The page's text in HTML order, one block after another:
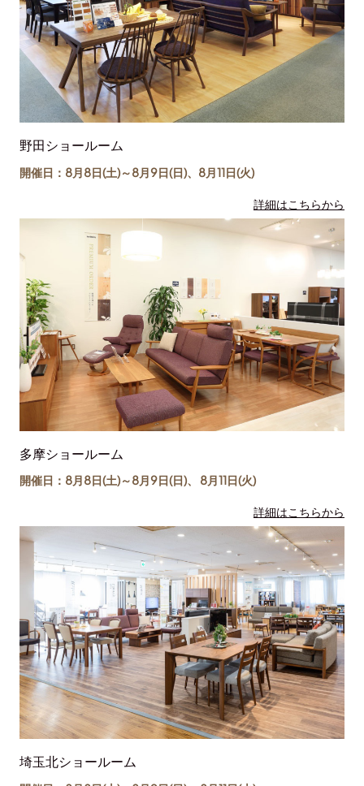
野田ショールーム
開催日：8月8日(土)～8月9日(日)、 8月11日(火)
詳細はこちらから
多摩ショールーム
開催日：8月8日(土)～8月9日(日)、 8月11日(火)
詳細はこちらから
埼玉北ショールーム